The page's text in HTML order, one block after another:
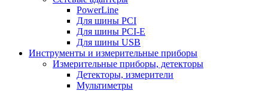
PowerLine
Для шины PCI
Для шины PCI-E
Для шины USB
Инструменты и измерительные приборы
Измерительные приборы, детекторы
Детекторы, измерители
Мультиметры